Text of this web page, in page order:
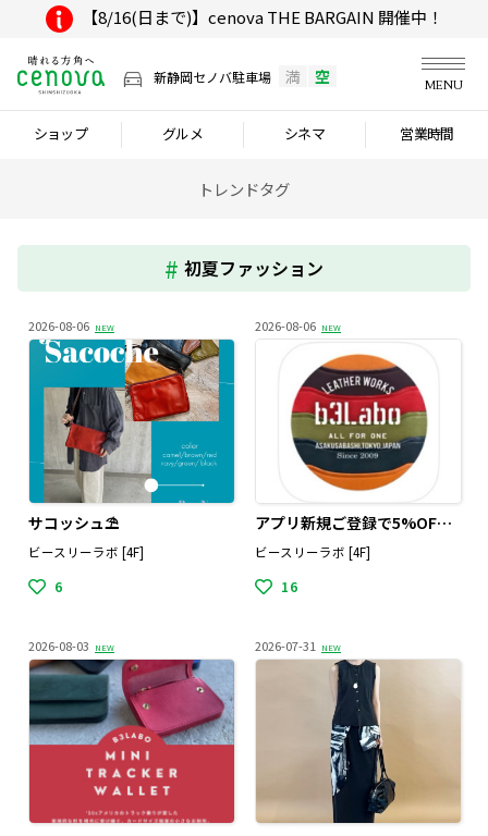
【8/16(日まで)】cenova THE BARGAIN 開催中！
新静岡セノバ駐車場 満 空 MENU
ショップ グルメ シネマ 営業時間
トレンドタグ
初夏ファッション
2026-08-06 NEW
サコッシュ⛱️
ビースリーラボ [4F]
6
2026-08-06 NEW
アプリ新規ご登録で5%OFF📱
ビースリーラボ [4F]
16
2026-08-03 NEW 2026-07-31 NEW